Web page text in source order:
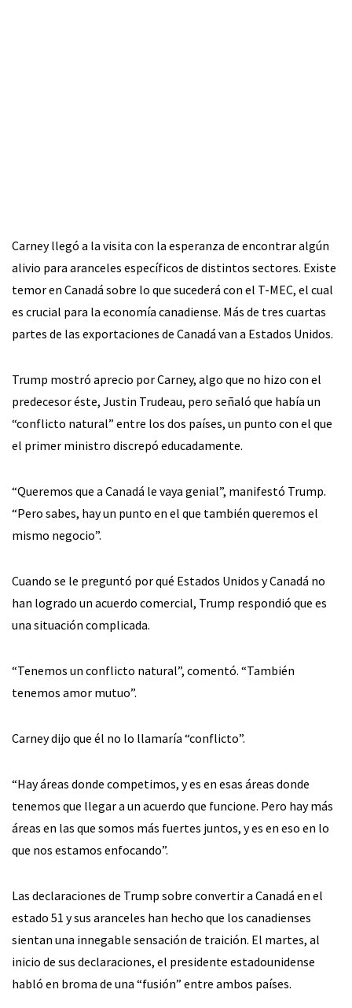
Carney llegó a la visita con la esperanza de encontrar algún
alivio para aranceles específicos de distintos sectores. Existe
temor en Canadá sobre lo que sucederá con el T-MEC, el cual
es crucial para la economía canadiense. Más de tres cuartas
partes de las exportaciones de Canadá van a Estados Unidos.
Trump mostró aprecio por Carney, algo que no hizo con el
predecesor éste, Justin Trudeau, pero señaló que había un
“conflicto natural” entre los dos países, un punto con el que
el primer ministro discrepó educadamente.
“Queremos que a Canadá le vaya genial”, manifestó Trump.
“Pero sabes, hay un punto en el que también queremos el
mismo negocio”.
Cuando se le preguntó por qué Estados Unidos y Canadá no
han logrado un acuerdo comercial, Trump respondió que es
una situación complicada.
“Tenemos un conflicto natural”, comentó. “También
tenemos amor mutuo”.
Carney dijo que él no lo llamaría “conflicto”.
“Hay áreas donde competimos, y es en esas áreas donde
tenemos que llegar a un acuerdo que funcione. Pero hay más
áreas en las que somos más fuertes juntos, y es en eso en lo
que nos estamos enfocando”.
Las declaraciones de Trump sobre convertir a Canadá en el
estado 51 y sus aranceles han hecho que los canadienses
sientan una innegable sensación de traición. El martes, al
inicio de sus declaraciones, el presidente estadounidense
habló en broma de una “fusión” entre ambos países.